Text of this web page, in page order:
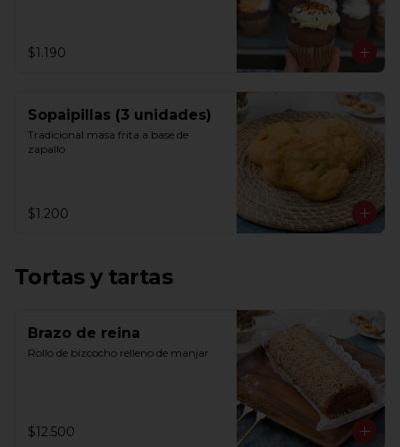
$1.190
Sopaipillas (3 unidades)
Tradicional masa frita a base de
zapallo
$1.200
Tortas y tartas
Brazo de reina
Rollo de bizcocho relleno de manjar
$12.500